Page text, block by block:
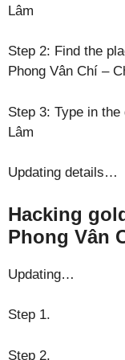
Lâm
Step 2: Find the
Phong Vân Chí –
Step 3: Type in
Lâm
Updating details…
Hacking
Phong Vân
Updating…
Step 1.
Step 2.